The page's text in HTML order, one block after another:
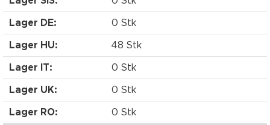
Lager DE: 0 Stk
Lager HU: 48 Stk
Lager IT: 0 Stk
Lager UK: 0 Stk
Lager RO: 0 Stk